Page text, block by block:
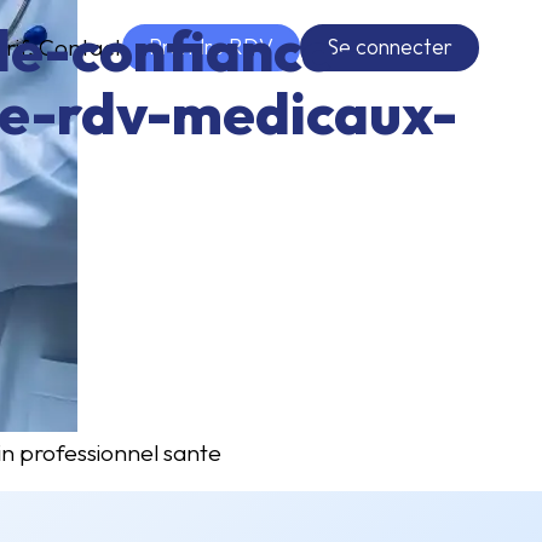
Contact Prendre RDV Se connecter
confiance-
rdv-medicaux-
professionnel sante